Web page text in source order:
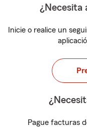
¿Necesita
Inicie o realice un
Pague facturas